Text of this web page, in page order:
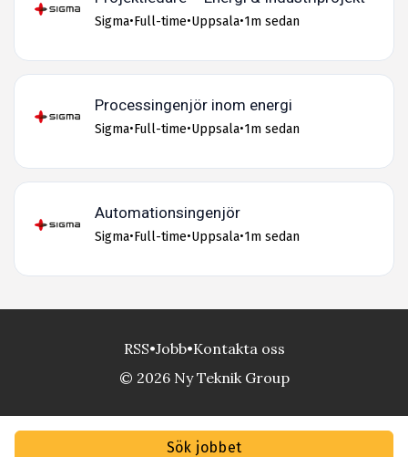
Sök jobbet
Sigma•Full-time•Uppsala•1m sedan
Processingenjör inom energi
Sigma•Full-time•Uppsala•1m sedan
Automationsingenjör
Sigma•Full-time•Uppsala•1m sedan
RSS•Jobb•Kontakta oss
© 2026 Ny Teknik Group